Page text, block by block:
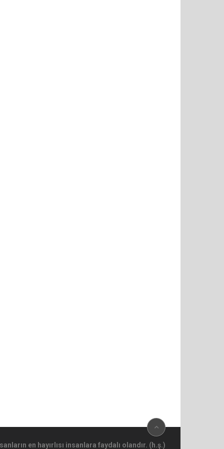
en hayırlısı insanlara faydalı olandır. (h.ş.)